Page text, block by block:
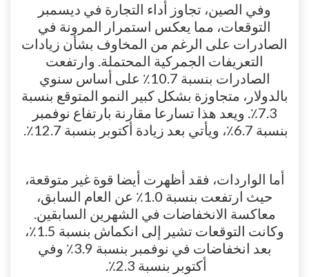
وفي الصين، تجاوز أداء التجارة في ديسمبر
التوقعات، مما يعكس استمرار المرونة في
الصادرات على الرغم من المخاوف بشأن زيادات
التعريفات الجمركية المحتملة. وارتفعت
الصادرات بنسبة 10.7٪ على أساس سنوي
بالدولار، متجاوزة بشكل كبير النمو المتوقع بنسبة
7.3٪. ويعد هذا تسارعا مقارنة بارتفاع نوفمبر
بنسبة 6.7٪، ويأتي بعد زيادة أكتوبر بنسبة 12.7٪.
أما الواردات، فقد أظهرت أيضا قوة غير متوقعة،
حيث ارتفعت بنسبة 1.0٪ عن العام السابق،
معاكسة الانخفاضات في الشهرين السابقين.
وكانت التوقعات تشير إلى انكماش بنسبة 1.5٪،
بعد انخفاضات في نوفمبر بنسبة 3.9٪ وفي
أكتوبر بنسبة 2.3٪.